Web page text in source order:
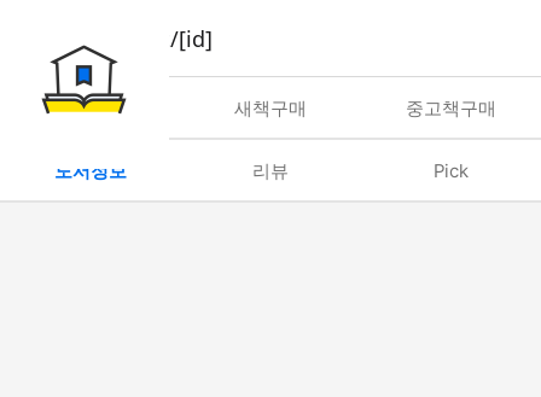
book/rent/[id]
대여 새책구매 중고책구매
도서정보 리뷰 Pick